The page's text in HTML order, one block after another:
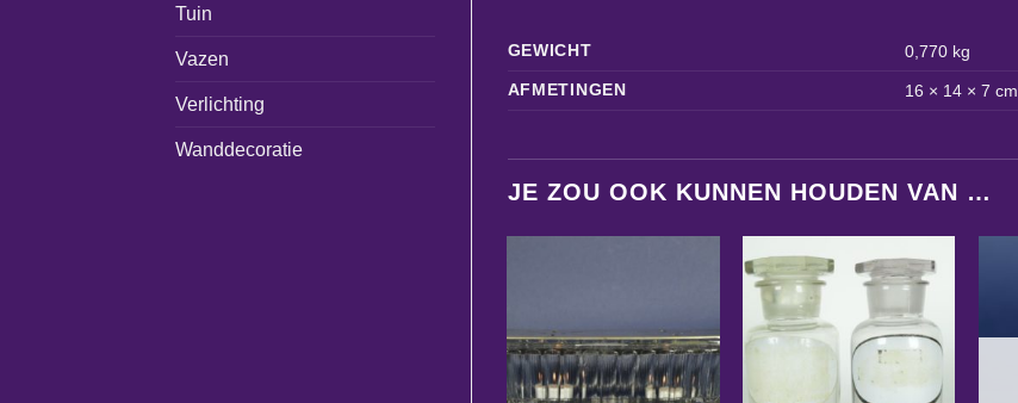
Tuin
Vazen
Verlichting
Wanddecoratie
GEWICHT
0,770 kg
AFMETINGEN
16 × 14 × 7 cm
JE ZOU OOK KUNNEN HOUDEN VAN …